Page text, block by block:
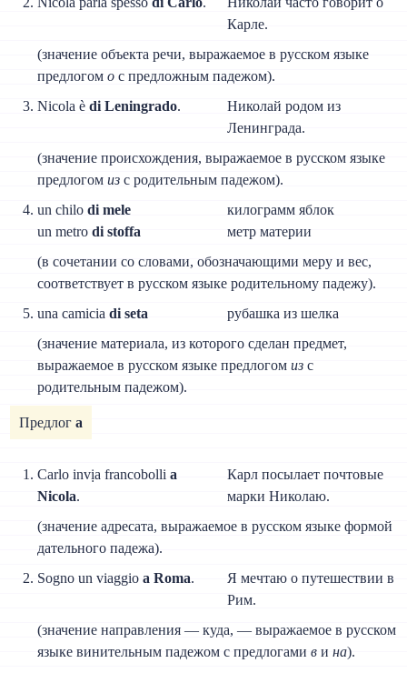
Карле.
(значение объекта речи, выражаемое в русском языке
предлогомо с предложным падежом).
Nicola èdi Leningrado.
Николай родом из
Ленинграда.
(значение происхождения, выражаемое в русском языке
предлогомиз с родительным падежом).
un chilodi mele
un metrodi stoffa
килограмм яблок
метр материи
(в сочетании со словами, обозначающими меру и вес,
соответствует в русском языке родительному падежу).
una camiciadi seta
рубашка из шелка
(значение материала, из которого сделан предмет,
выражаемое в русском языке предлогомиз с
родительным падежом).
Предлогa
Carlo invịa francobollia
Nicola.
Карл посылает почтовые
марки Николаю.
(значение адресата, выражаемое в русском языке формой
дательного падежа).
Sogno un viaggioa Roma.
Я мечтаю о путешествии в
Рим.
(значение направления — куда, — выражаемое в русском
языке винительным падежом с предлогамив ина).